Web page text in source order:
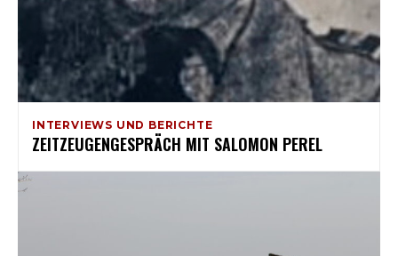
INTERVIEWS UND BERICHTE
ZEITZEUGENGESPRÄCH MIT SALOMON PEREL